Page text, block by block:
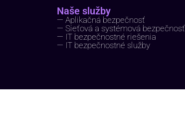
Naše služby
— Aplikačná bezpečnosť
— Sieťová a systémová bezpečnosť
— IT bezpečnostné riešenia
— IT bezpečnostné služby